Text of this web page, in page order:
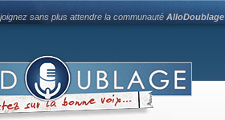
sans plus attendre la communautéAlloDoublage